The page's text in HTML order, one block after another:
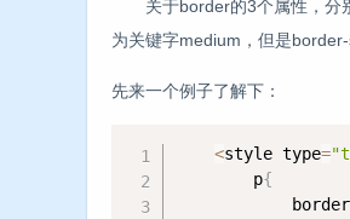
关于border的3个属性，分别
为关键字medium，但是
先来一个例子了解下：
<style type=
        p
{